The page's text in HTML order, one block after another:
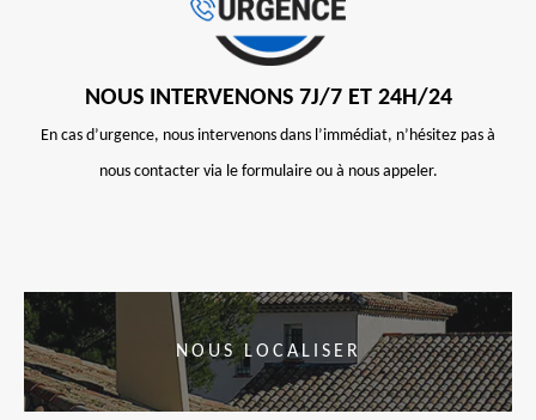
NOUS INTERVENONS 7J/7 ET 24H/24
En cas d’urgence, nous intervenons dans l’immédiat, n’hésitez pas à
nous contacter via le formulaire ou à nous appeler.
NOUS LOCALISER